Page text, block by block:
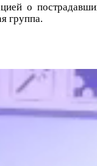
о
группа.